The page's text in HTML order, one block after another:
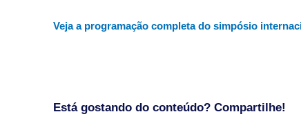
Veja a programação completa do simpósio
Está gostando do conteúdo? Compartilhe!